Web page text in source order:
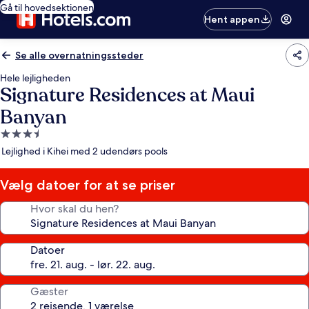
Gå til hovedsektionen
Hent appen
Se alle overnatningssteder
Hele lejligheden
Signature Residences at Maui
Banyan
3.5-
stjernet
Lejlighed i Kihei med 2 udendørs pools
Vælg datoer for at se priser
Hvor skal du hen?
Datoer
Gæster